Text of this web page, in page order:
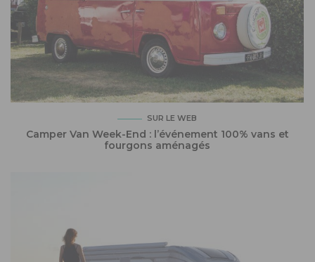
SUR LE WEB
Camper Van Week-End : l’événement 100% vans et
fourgons aménagés